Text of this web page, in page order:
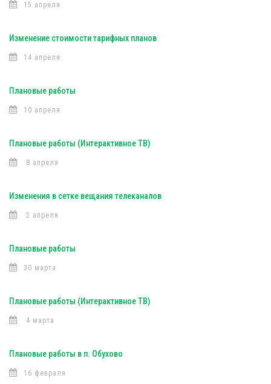
15 апреля
Изменение стоимости тарифных планов
14 апреля
Плановые работы
10 апреля
Плановые работы (Интерактивное ТВ)
8 апреля
Изменения в сетке вещания телеканалов
2 апреля
Плановые работы
30 марта
Плановые работы (Интерактивное ТВ)
4 марта
Плановые работы в п. Обухово
16 февраля